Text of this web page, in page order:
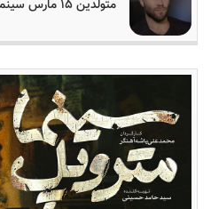
متولدین ۱۵ مارس سینما ، تئاتر و موسیقی؛ جای کورتنی